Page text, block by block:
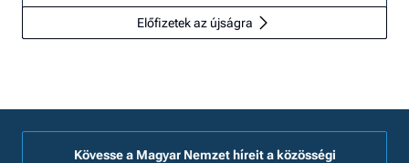
Előfizetek az újságra
Kövesse a Magyar Nemzet híreit a közösségi